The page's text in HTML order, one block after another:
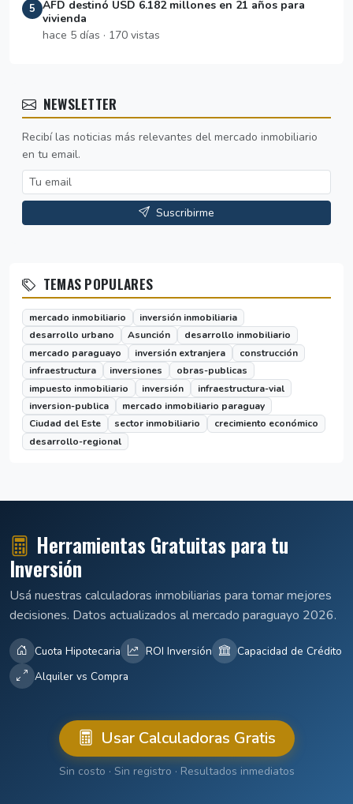
5 AFD destinó USD 6.182 millones en 21 años para
vivienda
hace 5 días · 170 vistas
NEWSLETTER
Recibí las noticias más relevantes del mercado inmobiliario
en tu email.
Suscribirme
TEMAS POPULARES
mercado inmobiliario
inversión inmobiliaria
desarrollo urbano
Asunción
desarrollo inmobiliario
mercado paraguayo
inversión extranjera
construcción
infraestructura
inversiones
obras-publicas
impuesto inmobiliario
inversión
infraestructura-vial
inversion-publica
mercado inmobiliario paraguay
Ciudad del Este
sector inmobiliario
crecimiento económico
desarrollo-regional
Herramientas Gratuitas para tu
Inversión
Usá nuestras calculadoras inmobiliarias para tomar mejores
decisiones. Datos actualizados al mercado paraguayo 2026.
Cuota Hipotecaria ROI Inversión
Capacidad de Crédito
Alquiler vs Compra
Usar Calculadoras Gratis
Sin costo · Sin registro · Resultados inmediatos